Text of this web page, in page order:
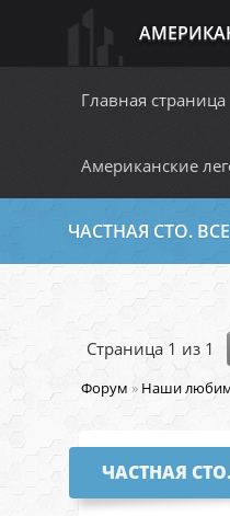
Главная страница
Американские
ЧАСТНАЯ СТО.
Страница 1 из 1
Форум » Наши
ЧАСТНАЯ